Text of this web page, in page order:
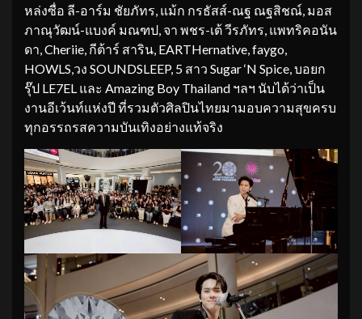
หล่งซื่อ ลี-อาร์ม ชัยภัทร, แม้ก กรธัสส์-ณฐ ณฐสิชณ์, มอส
ภาณุวัฒน์-แบงค์ มณฑป, จา พชร-เต้ วีรภัทร, แพทริคอนัน
ดา, Cheriie, กีต้าร์ สาริน, EARTHernative, faygo,
HOWLS,วง SOUNDSLEEP, 5 สาว Sugar ‘N Spice, บอยก
รุ๊ป LE7EL และ Amazing Boy Thailand ฯลฯ นับได้ว่าเป็น
งานอีเว้นท์แห่งปี ที่รวมตัวศิลปินไทยมามอบความสุขครบ
ทุกอรรถรสความบันเทิงอย่างแท้จริง